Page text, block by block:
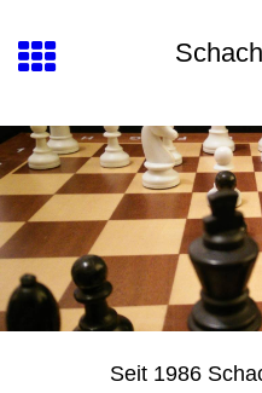
Seit 1986